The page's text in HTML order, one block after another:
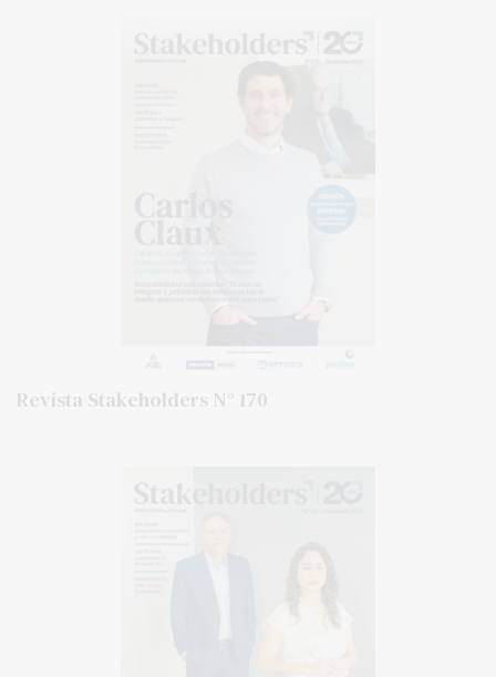
Revista Stakeholders N° 170